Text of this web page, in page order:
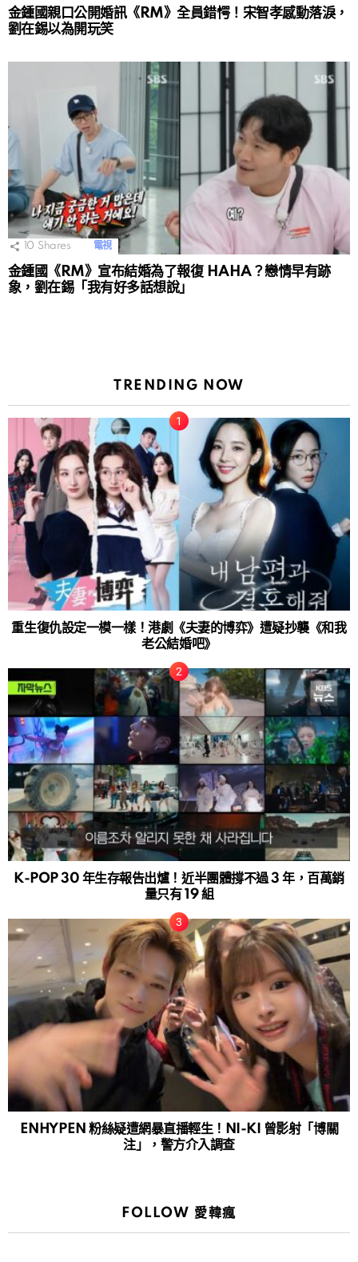
金鍾國親口公開婚訊《RM》全員錯愕！宋智孝感動落淚，
劉在錫以為開玩笑
10 Shares 電視
金鍾國《RM》宣布結婚為了報復 HAHA？戀情早有跡
象，劉在錫「我有好多話想說」
TRENDING NOW
重生復仇設定一模一樣！港劇《夫妻的博弈》遭疑抄襲《和我
老公結婚吧》
K-POP 30 年生存報告出爐！近半團體撐不過 3 年，百萬銷
量只有 19 組
ENHYPEN 粉絲疑遭網暴直播輕生！NI-KI 曾影射「博關
注」，警方介入調查
FOLLOW 愛韓瘋